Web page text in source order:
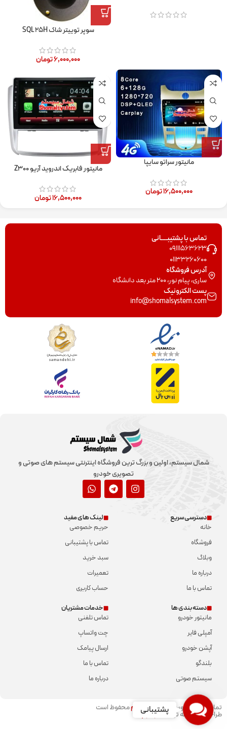
سوپر توییتر شاک SQL ۲۵H
۶,۰۰۰,۰۰۰تومان
مانیتور سراتو سایپا
۱۶,۵۰۰,۰۰۰تومان
مانیتور فابریک اندروید آریو Z۳۰۰
۱۶,۵۰۰,۰۰۰تومان
تماس با پشتیبــــانی
09111563623
01133260600
آدرس فروشگاه
ساری، پیام نور، 200 متر بعد دانشگاه
پست الکترونیک
info@shomalsystem.com
شمال سیستم، اولین و بزرگ ترین فروشگاه اینترنتی سیستم های صوتی و
تصویری خودرو
دسترسی سریع
خانه
فروشگاه
وبلاگ
درباره ما
تماس با ما
لینک های مفید
حریم خصوصی
تماس با پشتیبانی
سبد خرید
تعمیرات
حساب کاربری
دسته بندی ها
مانیتور خودرو
آمپلی فایر
آپشن خودرو
بلندگو
سیستم صوتی
خدمات مشتریان
تماس تلفنی
چت واتساپ
ارسال پیامک
تماس با ما
درباره ما
تمامی حقوق توسط شمال سیستممحفوظ است​
طراحی و توسعه توسطدوناوب​
Contact
Us
پشتیبانی